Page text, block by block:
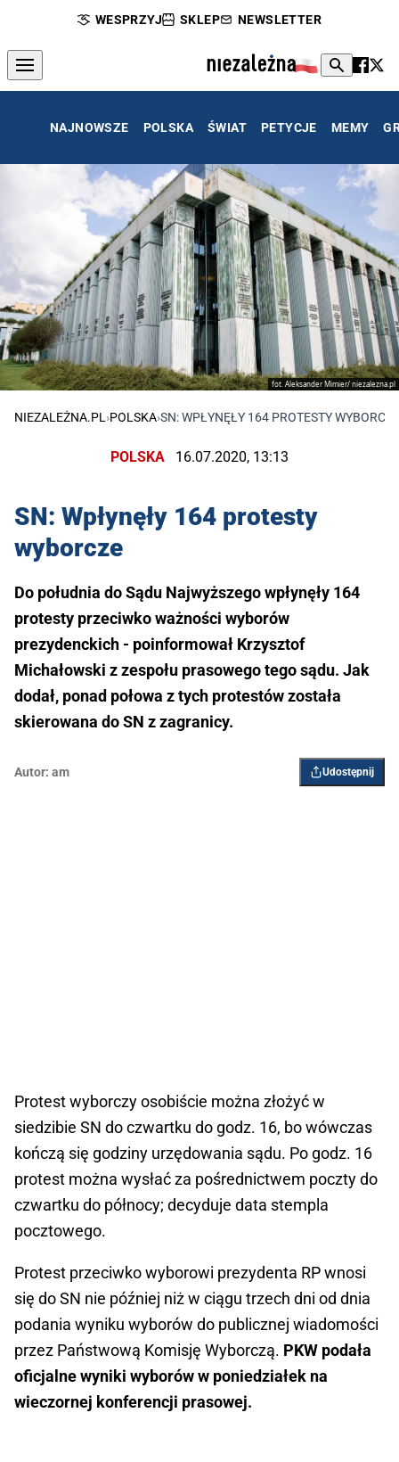
WESPRZYJ SKLEP NEWSLETTER
NAJNOWSZE POLSKA ŚWIAT PETYCJE MEMY
fot. Aleksander Mimier/ niezalezna.pl
NIEZALEŻNA.PL ›POLSKA›SN: WPŁYNĘŁY 164 PROTESTY WYBORCZE
POLSKA 16.07.2020, 13:13
SN: Wpłynęły 164 protesty
wyborcze
Do południa do Sądu Najwyższego wpłynęły 164
protesty przeciwko ważności wyborów
prezydenckich - poinformował Krzysztof
Michałowski z zespołu prasowego tego sądu. Jak
dodał, ponad połowa z tych protestów została
skierowana do SN z zagranicy.
Autor: am Udostępnij
Protest wyborczy osobiście można złożyć w
siedzibie SN do czwartku do godz. 16, bo wówczas
kończą się godziny urzędowania sądu. Po godz. 16
protest można wysłać za pośrednictwem poczty do
czwartku do północy; decyduje data stempla
pocztowego.
Protest przeciwko wyborowi prezydenta RP wnosi
się do SN nie później niż w ciągu trzech dni od dnia
podania wyniku wyborów do publicznej wiadomości
przez Państwową Komisję Wyborczą. PKW podała
oficjalne wyniki wyborów w poniedziałek na
wieczornej konferencji prasowej.